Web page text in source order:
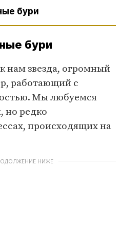
бури
бури
нам звезда, огромный
работающий с
Мы любуемся
но редко
происходящих на
НИЖЕ